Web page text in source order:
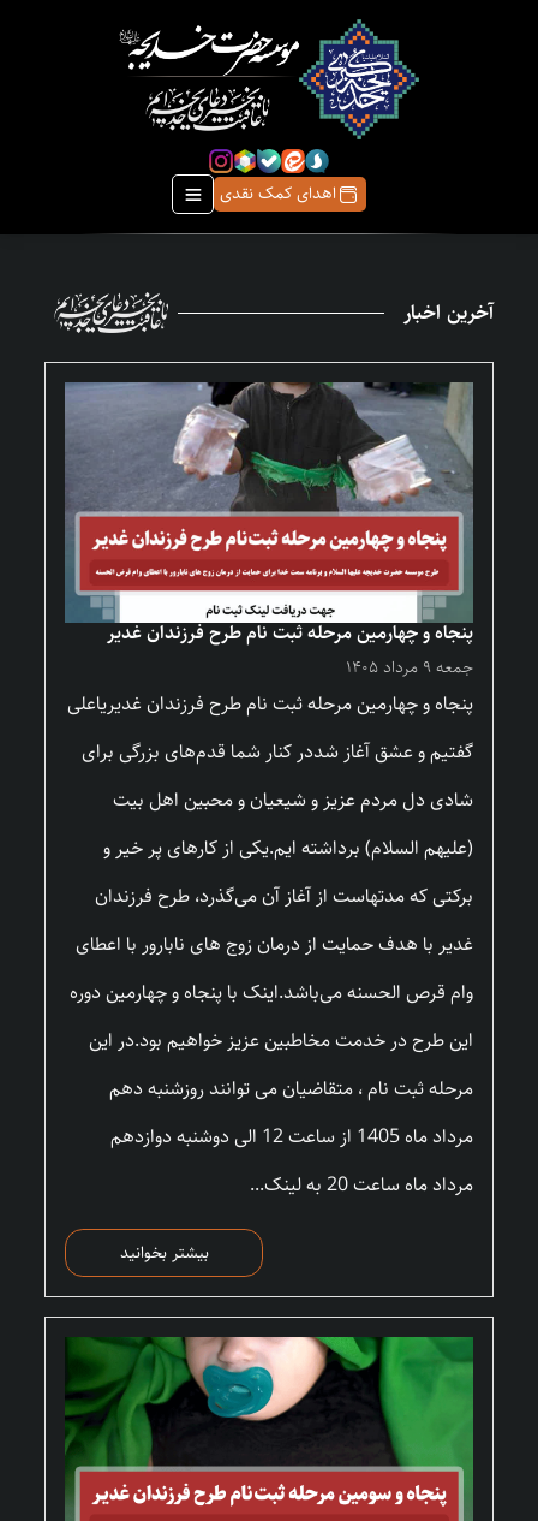
اهدای کمک نقدی
آخرین اخبار
پنجاه و چهارمین مرحله ثبت نام طرح فرزندان غدیر
جمعه ۹ مرداد ۱۴۰۵
پنجاه و چهارمین مرحله ثبت نام طرح فرزندان غدیریاعلی
گفتیم و عشق آغاز شددر کنار شما قدم‌های بزرگی برای
شادی دل مردم عزیز و شیعیان و محبین اهل بیت
(علیهم السلام) برداشته ایم.یکی از کارهای پر خیر و
برکتی که مدتهاست از آغاز آن می‌گذرد، طرح فرزندان
غدیر با هدف حمایت از درمان زوج های نابارور با اعطای
وام قرص الحسنه می‌باشد.اینک با پنجاه و چهارمین دوره
این طرح در خدمت مخاطبین عزیز خواهیم بود.در این
مرحله ثبت نام ، متقاضیان می توانند روزشنبه دهم
مرداد ماه 1405 از ساعت 12 الی دوشنبه دوازدهم
مرداد ماه ساعت 20 به لینک...
بیشتر بخوانید